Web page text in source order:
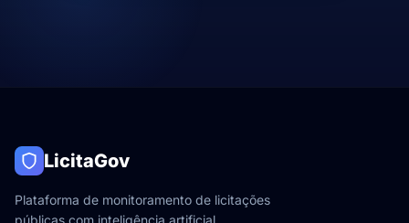
LicitaGov
Plataforma de monitoramento de licitações
públicas com inteligência artificial.